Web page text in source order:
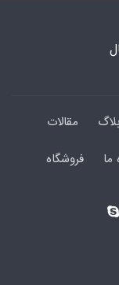
مقالات
ما فروشگاه